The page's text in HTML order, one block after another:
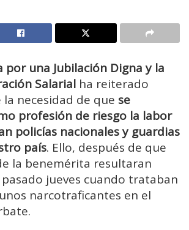
por una Jubilación Digna y la
Salarial ha reiterado
necesidad de que se
profesión de riesgo la labor
policías nacionales y guardias
país. Ello, después de que
la benemérita resultaran
jueves cuando trataban
narcotraficantes en el